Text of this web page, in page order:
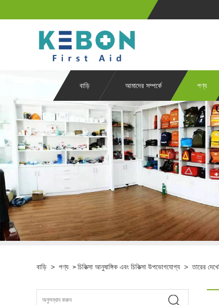
বাড়ি আমাদের সম্পর্কে পণ্য
বাড়ি > পণ্য > চিকিত্সা আনুষাঙ্গিক এবং চিকিত্সা উপভোগযোগ্য > তারের